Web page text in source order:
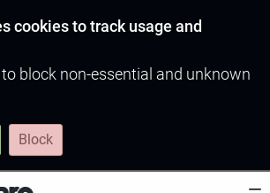
cookies to track usage and
block non-essential and unknown
Block